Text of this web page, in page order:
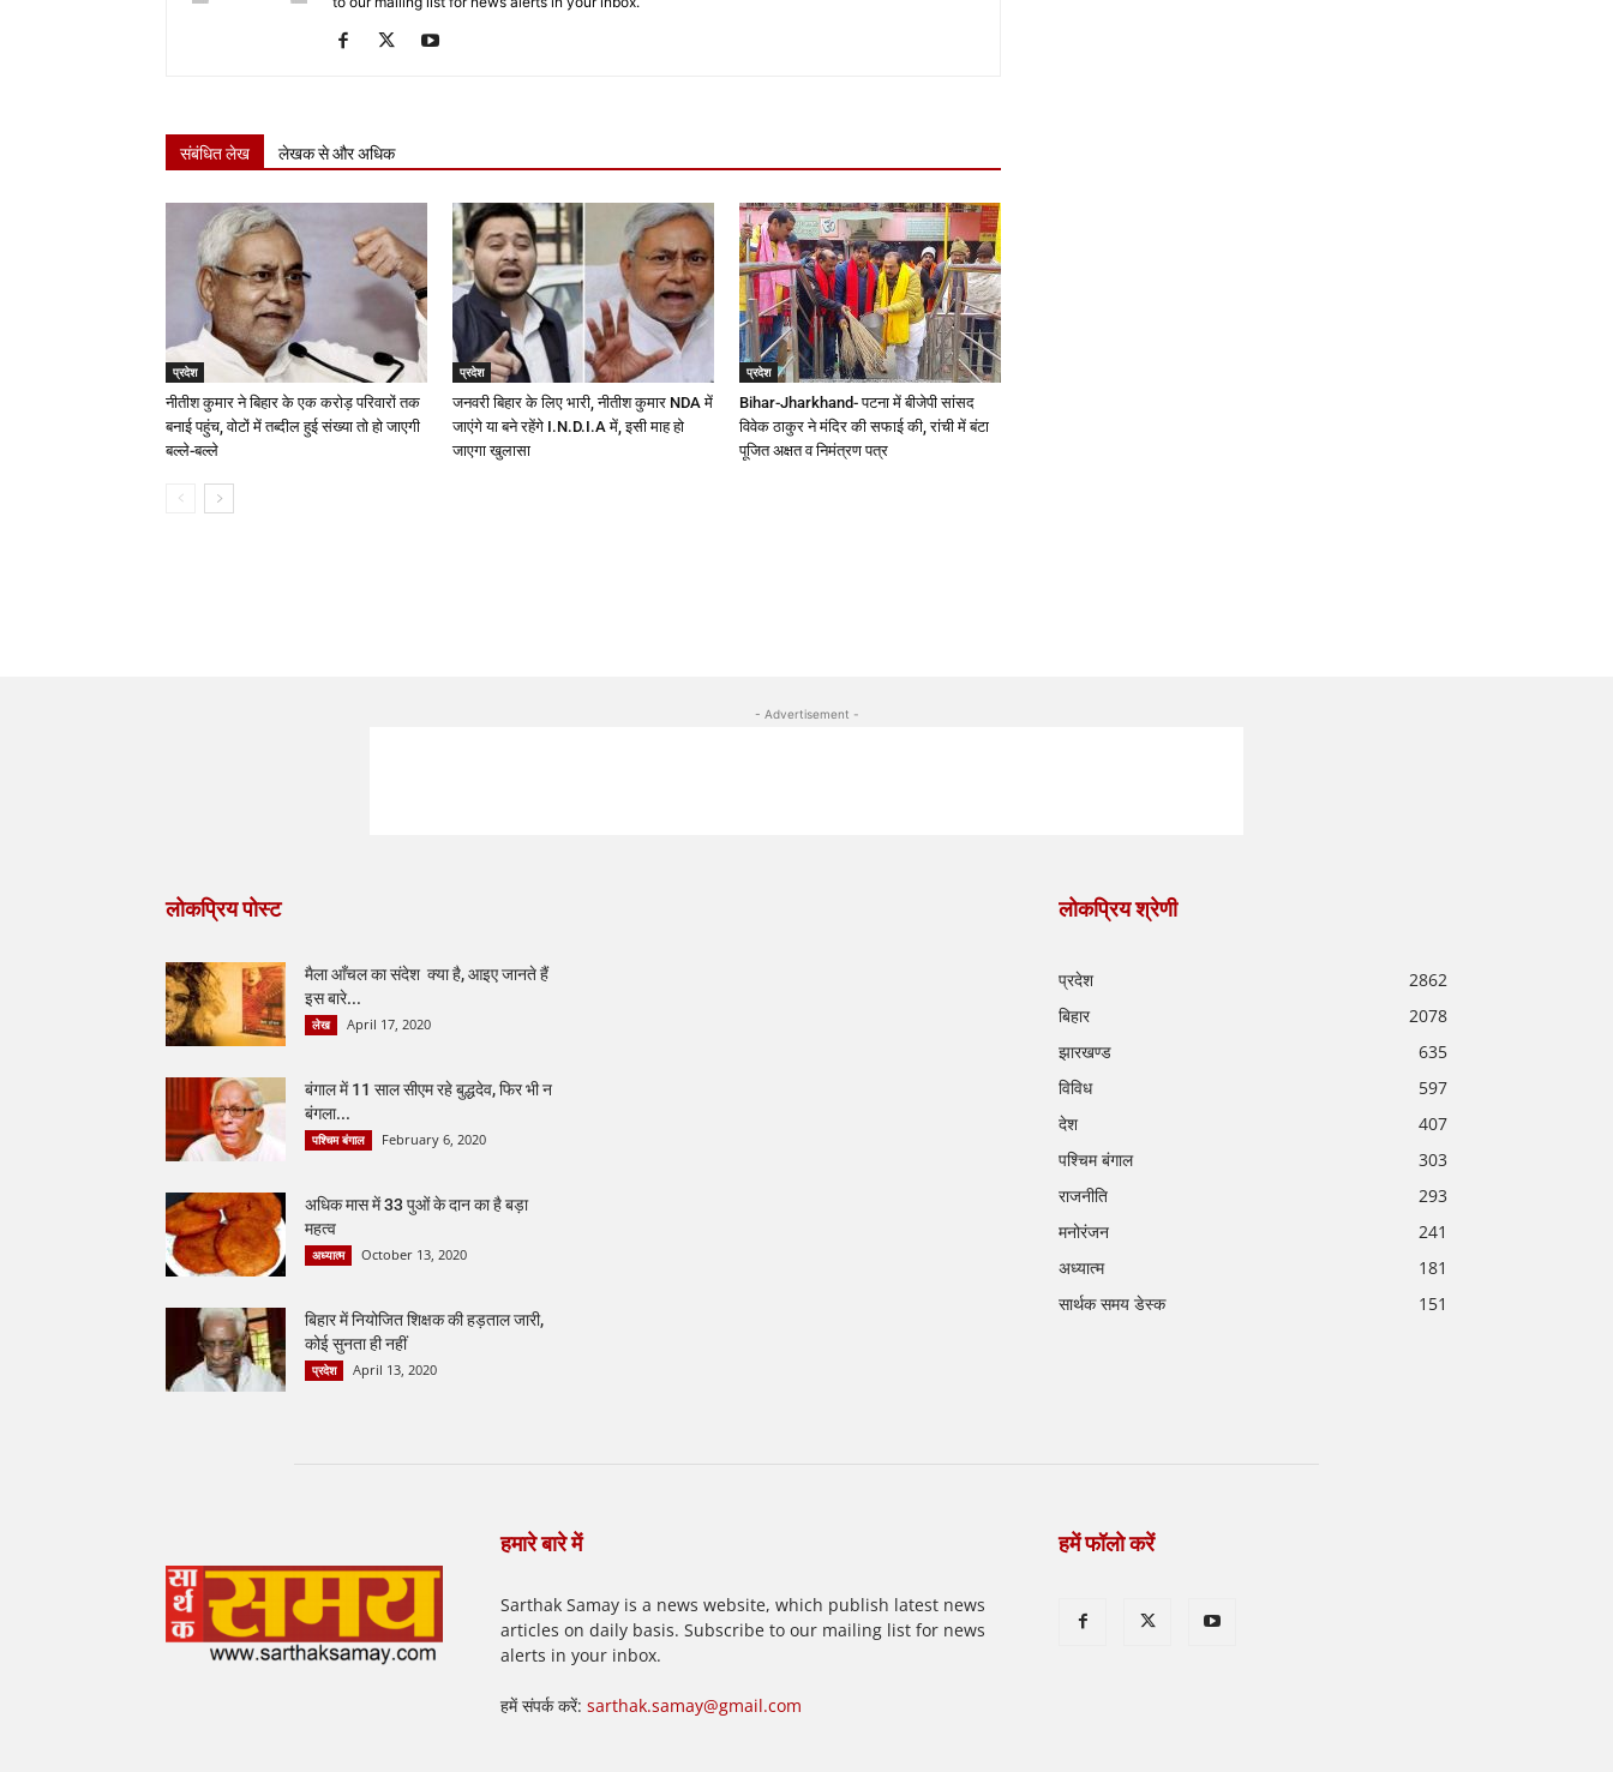
संबंधित लेख लेखक से और अधिक
प्रदेश
नीतीश कुमार ने बिहार के एक करोड़ परिवारों तक
बनाई पहुंच, वोटों में तब्दील हुई संख्या तो हो जाएगी
बल्ले-बल्ले
प्रदेश
जनवरी बिहार के लिए भारी, नीतीश कुमार NDA में
जाएंगे या बने रहेंगे I.N.D.I.A में, इसी माह हो
जाएगा खुलासा
प्रदेश
Bihar-Jharkhand- पटना में बीजेपी सांसद
विवेक ठाकुर ने मंदिर की सफाई की, रांची में बंटा
पूजित अक्षत व निमंत्रण पत्र
- Advertisement -
लोकप्रिय पोस्ट
मैला आँचल का संदेश क्या है, आइए जानते हैं
इस बारे...
लेख April 17, 2020
बंगाल में 11 साल सीएम रहे बुद्धदेव, फिर भी न
बंगला...
पश्चिम बंगाल February 6, 2020
अधिक मास में 33 पुओं के दान का है बड़ा
महत्व
अध्यात्म October 13, 2020
बिहार में नियोजित शिक्षक की हड़ताल जारी,
कोई सुनता ही नहीं
प्रदेश April 13, 2020
लोकप्रिय श्रेणी
प्रदेश
2862
बिहार
2078
झारखण्ड
635
विविध
597
देश
407
पश्चिम बंगाल
303
राजनीति
293
मनोरंजन
241
अध्यात्म
181
सार्थक समय डेस्क
151
हमारे बारे में
Sarthak Samay is a news website, which publish latest news
articles on daily basis. Subscribe to our mailing list for news
alerts in your inbox.
हमें संपर्क करें: sarthak.samay@gmail.com
हमें फॉलो करें